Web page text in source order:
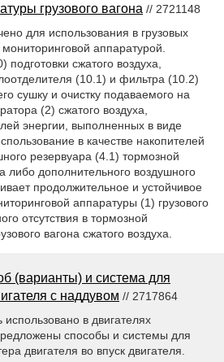
грузового вагона // 2721148
для использования в грузовых
аппаратурой.
сжатого воздуха,
(10.1) и фильтра (10.2)
сушку и очистку подаваемого на
(2) сжатого воздуха,
энергии, выполненных в виде
в качестве накопителей
резервуара (4.1) тормозной
либо дополнительного воздушного
продолжительное и устойчивое
аппаратуры (1) грузового
отсутствия в тормозной
вагона сжатого воздуха.
(варианты) и система для
с наддувом // 2717864
в двигателях
способы и системы для
двигателя во впуск двигателя.